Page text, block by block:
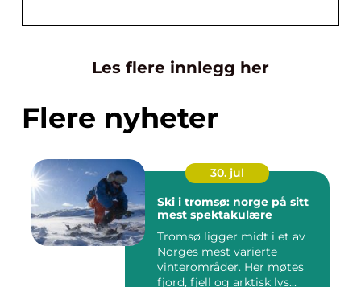
Les flere innlegg her
Flere nyheter
30. jul
Ski i tromsø: norge på sitt
mest spektakulære
Tromsø ligger midt i et av
Norges mest varierte
vinterområder. Her møtes
fjord, fjell og arktisk lys...